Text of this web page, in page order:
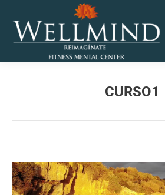
CURSO1